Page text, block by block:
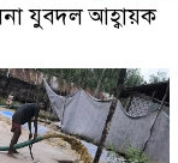
যুবদল আহ্বায়ক